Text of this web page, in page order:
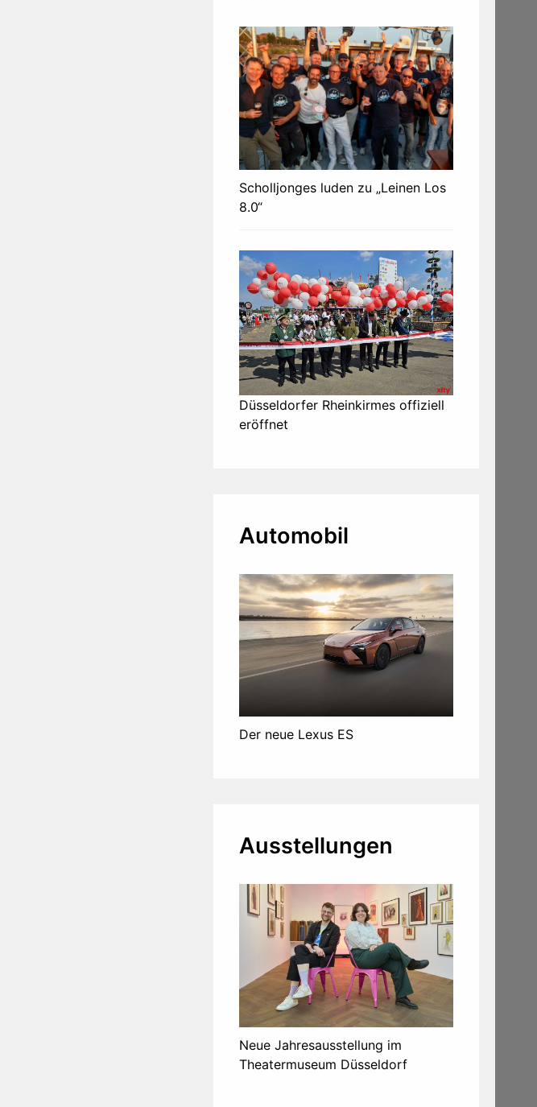
Scholljonges luden zu „Leinen Los
8.0“
Düsseldorfer Rheinkirmes offiziell
eröffnet
Automobil
Der neue Lexus ES
Ausstellungen
Neue Jahresausstellung im
Theatermuseum Düsseldorf